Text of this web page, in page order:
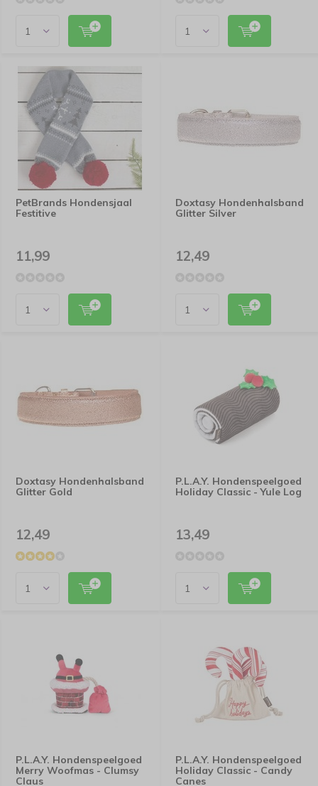
PetBrands Hondensjaal
Festitive
11,99
Doxtasy Hondenhalsband
Glitter Silver
12,49
Doxtasy Hondenhalsband
Glitter Gold
12,49
P.L.A.Y. Hondenspeelgoed
Holiday Classic - Yule Log
13,49
P.L.A.Y. Hondenspeelgoed
Merry Woofmas - Clumsy
Claus
P.L.A.Y. Hondenspeelgoed
Holiday Classic - Candy
Canes